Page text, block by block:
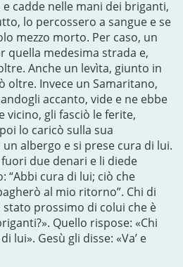
cadde nelle mani dei briganti,
lo percossero a sangue e se
mezzo morto. Per caso, un
quella medesima strada e,
Anche un levìta, giunto in
oltre. Invece un Samaritano,
accanto, vide e ne ebbe
vicino, gli fasciò le ferite,
lo caricò sulla sua
albergo e si prese cura di lui.
due denari e li diede
“Abbi cura di lui; ciò che
al mio ritorno”. Chi di
prossimo di colui che è
Quello rispose: «Chi
lui». Gesù gli disse: «Va’ e